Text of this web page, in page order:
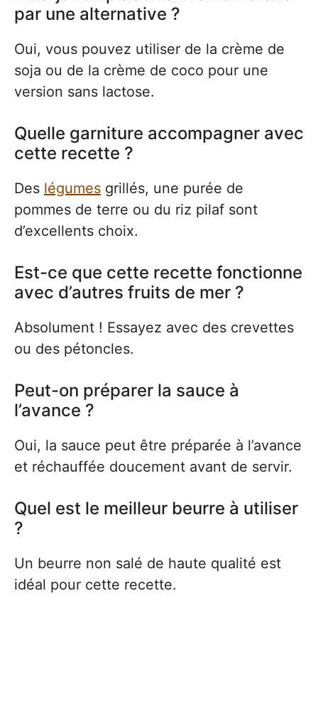
par une alternative ?
Oui, vous pouvez utiliser de la crème de
soja ou de la crème de coco pour une
version sans lactose.
Quelle garniture accompagner avec
cette recette ?
Des légumes grillés, une purée de
pommes de terre ou du riz pilaf sont
d’excellents choix.
Est-ce que cette recette fonctionne
avec d’autres fruits de mer ?
Absolument ! Essayez avec des crevettes
ou des pétoncles.
Peut-on préparer la sauce à
l’avance ?
Oui, la sauce peut être préparée à l’avance
et réchauffée doucement avant de servir.
Quel est le meilleur beurre à utiliser
?
Un beurre non salé de haute qualité est
idéal pour cette recette.